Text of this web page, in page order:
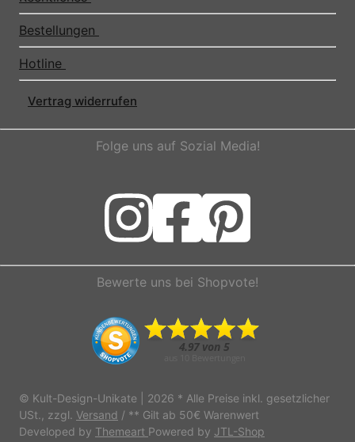
Bestellungen
Hotline
Vertrag widerrufen
Folge uns auf Sozial Media!
Bewerte uns bei Shopvote!
© Kult-Design-Unikate | 2026 * Alle Preise inkl. gesetzlicher
USt., zzgl. Versand / ** Gilt ab 50€ Warenwert
Developed by Themeart Powered by JTL-Shop